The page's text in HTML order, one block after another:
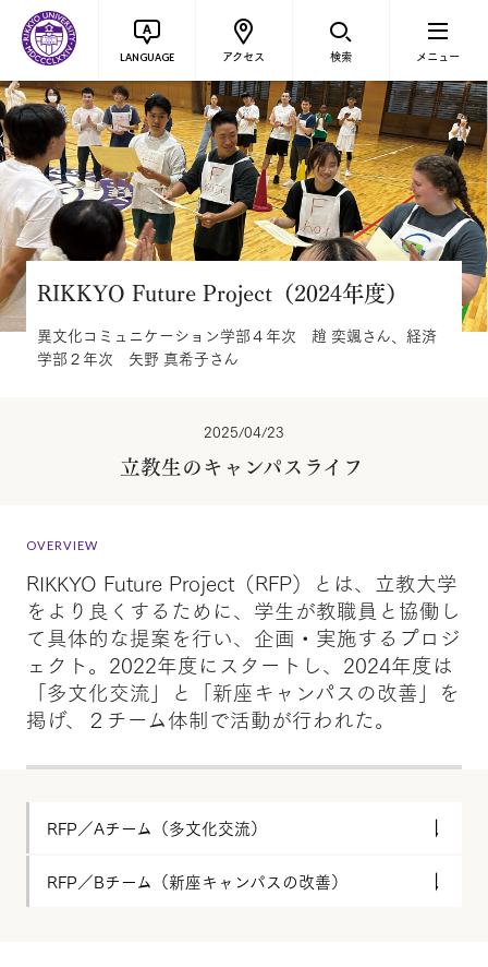
LANGUAGE アクセス 検索 メニュー
RIKKYO Future Project（2024年度）
異文化コミュニケーション学部４年次 趙 奕颯さん、経済
学部２年次 矢野 真希子さん
2025/04/23
立教生のキャンパスライフ
OVERVIEW
RIKKYO Future Project（RFP）とは、立教大学
をより良くするために、学生が教職員と協働し
て具体的な提案を行い、企画・実施するプロジ
ェクト。2022年度にスタートし、2024年度は
「多文化交流」と「新座キャンパスの改善」を
掲げ、２チーム体制で活動が行われた。
RFP／Aチーム（多文化交流）
RFP／Bチーム（新座キャンパスの改善）